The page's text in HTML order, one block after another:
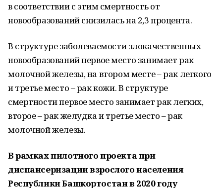
в соответствии с этим смертность от
новообразований снизилась на 2,3 процента.
В структуре заболеваемости злокачественных
новообразований первое место занимает рак
молочной железы, на втором месте – рак легкого
и третье место – рак кожи. В структуре
смертности первое место занимает рак легких,
второе – рак желудка и третье место – рак
молочной железы.
В рамках пилотного проекта при
диспансеризации взрослого населения
Республики Башкортостан в 2020 году